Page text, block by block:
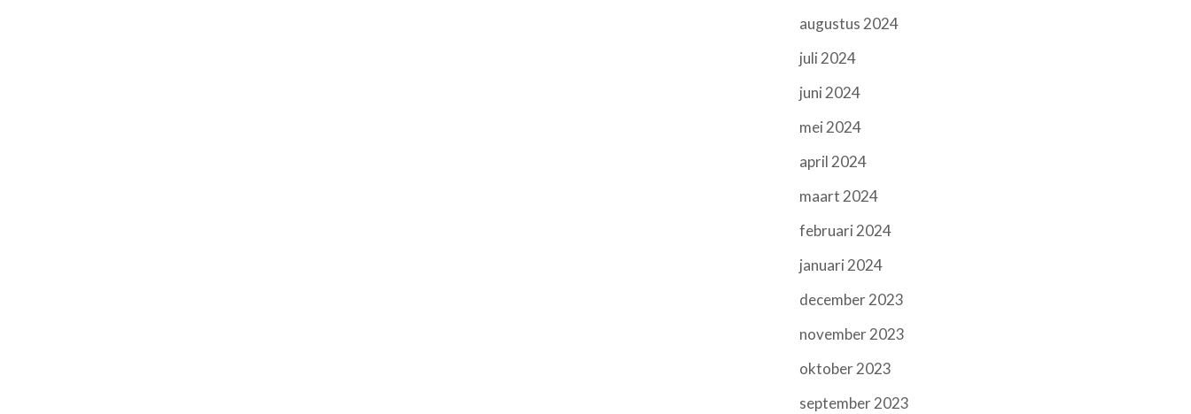
augustus 2024
juli 2024
juni 2024
mei 2024
april 2024
maart 2024
februari 2024
januari 2024
december 2023
november 2023
oktober 2023
september 2023